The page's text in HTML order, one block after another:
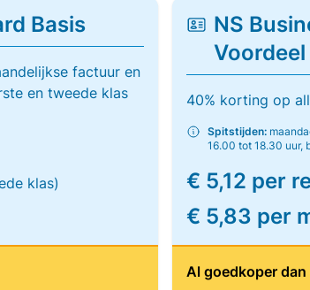
Basis
factuur en
en tweede klas
klas)
NS
Voordeel
40% korting op
Spitstijden:
16.00 tot 18.30 uur,
€ 5,12 per
€ 5,83 per
Al goedkoper